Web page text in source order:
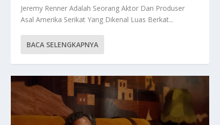
Jeremy Renner Adalah Seorang Aktor Dan Produser
Asal Amerika Serikat Yang Dikenal Luas Berkat...
BACA SELENGKAPNYA